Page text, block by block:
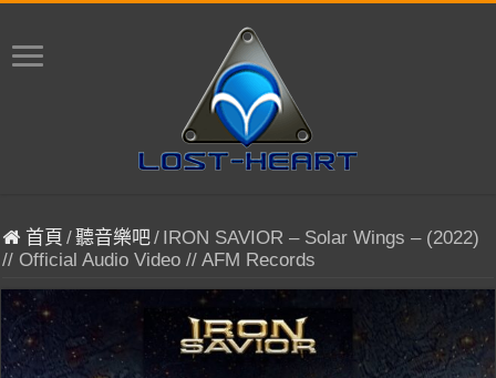
首頁 /聽音樂吧/ IRON SAVIOR – Solar Wings – (2022)
// Official Audio Video // AFM Records